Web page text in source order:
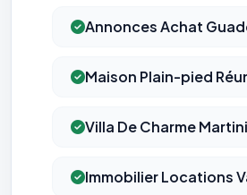
Annonces Achat
Maison Plain-pied
Villa De Charme
Immobilier Locations